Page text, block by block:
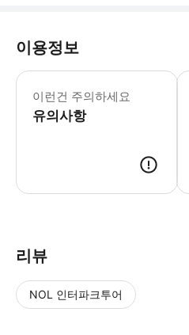
이용정보
이런건 주의하세요
유의사항
리뷰
NOL 인터파크투어